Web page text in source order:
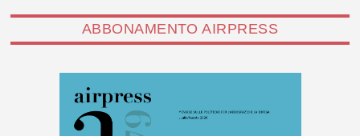
ABBONAMENTO AIRPRESS